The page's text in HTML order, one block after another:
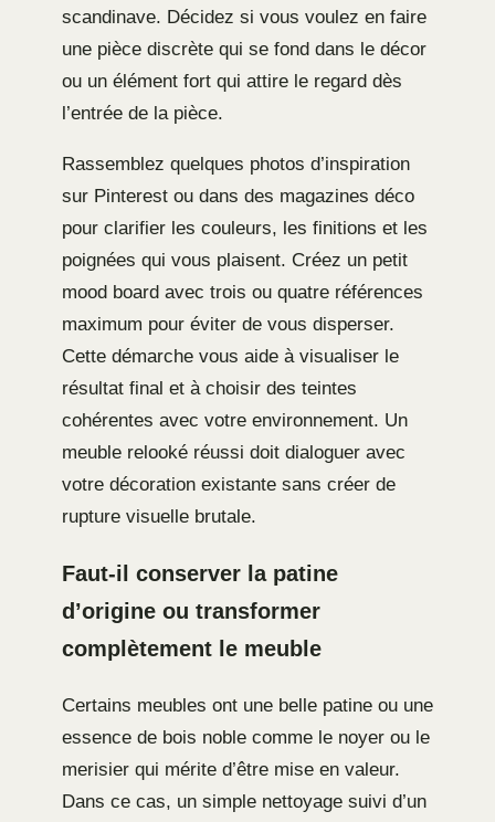
scandinave. Décidez si vous voulez en faire
une pièce discrète qui se fond dans le décor
ou un élément fort qui attire le regard dès
l’entrée de la pièce.
Rassemblez quelques photos d’inspiration
sur Pinterest ou dans des magazines déco
pour clarifier les couleurs, les finitions et les
poignées qui vous plaisent. Créez un petit
mood board avec trois ou quatre références
maximum pour éviter de vous disperser.
Cette démarche vous aide à visualiser le
résultat final et à choisir des teintes
cohérentes avec votre environnement. Un
meuble relooké réussi doit dialoguer avec
votre décoration existante sans créer de
rupture visuelle brutale.
Faut-il conserver la patine
d’origine ou transformer
complètement le meuble
Certains meubles ont une belle patine ou une
essence de bois noble comme le noyer ou le
merisier qui mérite d’être mise en valeur.
Dans ce cas, un simple nettoyage suivi d’un